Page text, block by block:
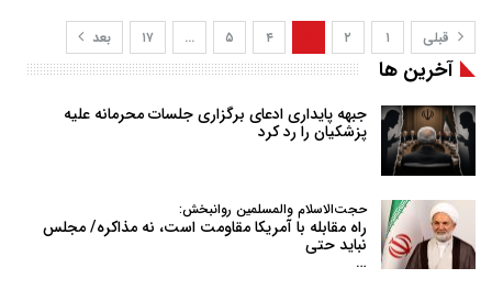
قبلی ۱ ۲ ۴ ۵ … ۱۷ بعد
آخرین ها
جبهه پایداری ادعای برگزاری جلسات محرمانه علیه
پزشکیان را رد کرد
حجت‌الاسلام والمسلمین روانبخش:
راه مقابله با آمریکا مقاومت است، نه مذاکره/ مجلس
نباید حتی
…